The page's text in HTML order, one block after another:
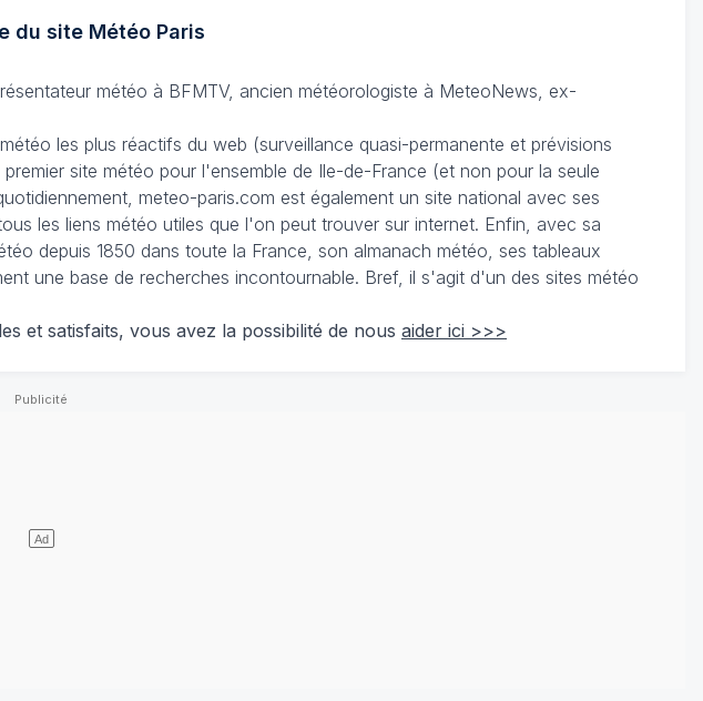
du site MétéoParis
météo à BFMTV, ancien météorologiste à MeteoNews, ex-
les plus réactifs du web (surveillance quasi-permanente et prévisions
site météo pour l'ensemble de Ile-de-France (et non pour la seule
meteo-paris.com est également un site national avec ses
les liens météo utiles que l'on peut trouver sur internet. Enfin, avec sa
depuis 1850 dans toute la France, son almanach météo, ses tableaux
une base de recherches incontournable. Bref, il s'agit d'un des sites météo
et satisfaits, vous avez la possibilité de nous aider ici >>>